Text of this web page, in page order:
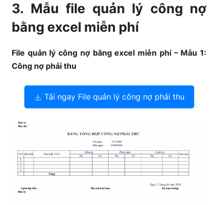
3. Mẫu file quản lý công nợ
bằng excel miễn phí
File quản lý công nợ bằng excel miễn phí – Mẫu 1:
Công nợ phải thu
Tải ngay File quản lý công nợ phải thu